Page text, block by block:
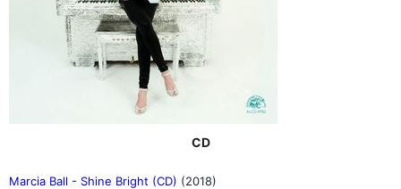
CD
Marcia Ball - Shine Bright (CD) (2018)